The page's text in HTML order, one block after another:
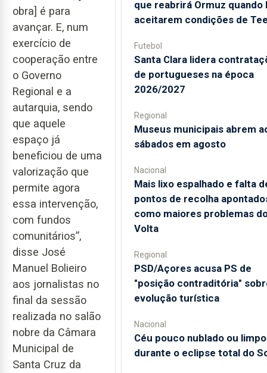
obra] é para
avançar. E, num
exercício de
cooperação entre
o Governo
Regional e a
autarquia, sendo
que aquele
espaço já
beneficiou de uma
valorização que
permite agora
essa intervenção,
com fundos
comunitários”,
disse José
Manuel Bolieiro
aos jornalistas no
final da sessão
realizada no salão
nobre da Câmara
Municipal de
Santa Cruz da
que reabrirá Ormuz quando
aceitarem condições de
Futebol
Santa Clara lidera
de portugueses na época
2026/2027
Regional
Museus municipais abrem
sábados em agosto
Nacional
Mais lixo espalhado e falta
pontos de recolha
como maiores problemas
Volta
Regional
PSD/Açores acusa PS de
"posição contraditória"
evolução turística
Nacional
Céu pouco nublado ou limpo
durante o eclipse total do